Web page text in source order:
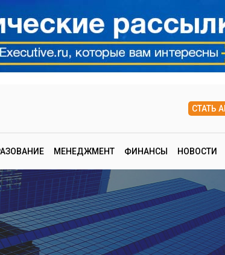
СТАТЬ
МЕНЕДЖМЕНТ ФИНАНСЫ НОВОСТИ